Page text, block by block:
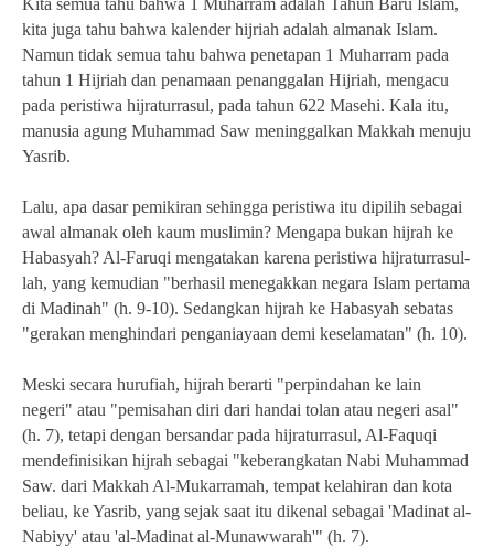
Kita semua tahu bahwa 1 Muharram adalah Tahun Baru Islam,
kita juga tahu bahwa kalender hijriah adalah almanak Islam.
Namun tidak semua tahu bahwa penetapan 1 Muharram pada
tahun 1 Hijriah dan penamaan penanggalan Hijriah, mengacu
pada peristiwa hijraturrasul, pada tahun 622 Masehi. Kala itu,
manusia agung Muhammad Saw meninggalkan Makkah menuju
Yasrib.
Lalu, apa dasar pemikiran sehingga peristiwa itu dipilih sebagai
awal almanak oleh kaum muslimin? Mengapa bukan hijrah ke
Habasyah? Al-Faruqi mengatakan karena peristiwa hijraturrasul-
lah, yang kemudian "berhasil menegakkan negara Islam pertama
di Madinah" (h. 9-10). Sedangkan hijrah ke Habasyah sebatas
"gerakan menghindari penganiayaan demi keselamatan" (h. 10).
Meski secara hurufiah, hijrah berarti "perpindahan ke lain
negeri" atau "pemisahan diri dari handai tolan atau negeri asal"
(h. 7), tetapi dengan bersandar pada hijraturrasul, Al-Faquqi
mendefinisikan hijrah sebagai "keberangkatan Nabi Muhammad
Saw. dari Makkah Al-Mukarramah, tempat kelahiran dan kota
beliau, ke Yasrib, yang sejak saat itu dikenal sebagai 'Madinat al-
Nabiyy' atau 'al-Madinat al-Munawwarah'" (h. 7).